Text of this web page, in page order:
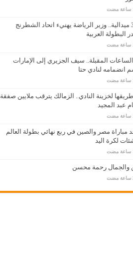
بـ 34 ميدالية.. وزير الرياضة يهنيء اتحاد الشطرنج
البطولة العربية
المقبلة.. سيف الجزيري إلى الإمارات
انضمامه لنادي حتا
لخزينة النادي.. الزمالك يترقب ملايين صفقة
عبد المجيد
مباراة مصر والصين في ربع نهائي بطولة العالم
لكرة اليد
والجمال رحمة محسن